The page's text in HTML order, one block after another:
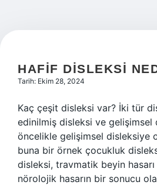
HAFIF DISLEKSI
Tarih: Ekim 28, 2024
Kaç çeşit disleksi var? İki tür
edinilmiş disleksi ve gelişimsel
öncelikle gelişimsel disleksiye
buna bir örnek çocukluk
disleksi, travmatik beyin
nörolojik hasarın bir sonucu